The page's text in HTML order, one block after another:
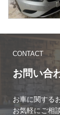
CONTACT
お問い合
お車に関する
お気軽にご相